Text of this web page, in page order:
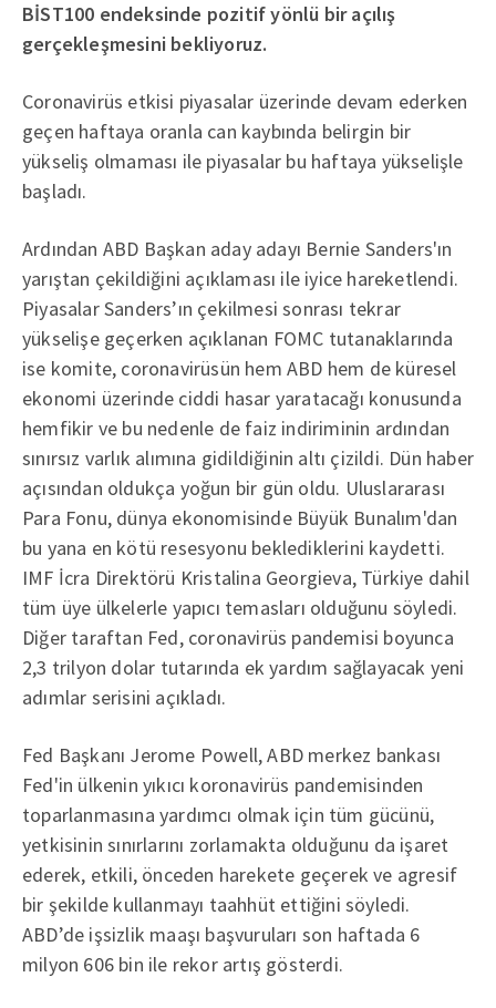
BİST100 endeksinde pozitif yönlü bir açılış
gerçekleşmesini bekliyoruz.
Coronavirüs etkisi piyasalar üzerinde devam ederken
geçen haftaya oranla can kaybında belirgin bir
yükseliş olmaması ile piyasalar bu haftaya yükselişle
başladı.
Ardından ABD Başkan aday adayı Bernie Sanders'ın
yarıştan çekildiğini açıklaması ile iyice hareketlendi.
Piyasalar Sanders’ın çekilmesi sonrası tekrar
yükselişe geçerken açıklanan FOMC tutanaklarında
ise komite, coronavirüsün hem ABD hem de küresel
ekonomi üzerinde ciddi hasar yaratacağı konusunda
hemfikir ve bu nedenle de faiz indiriminin ardından
sınırsız varlık alımına gidildiğinin altı çizildi. Dün haber
açısından oldukça yoğun bir gün oldu. Uluslararası
Para Fonu, dünya ekonomisinde Büyük Bunalım'dan
bu yana en kötü resesyonu beklediklerini kaydetti.
IMF İcra Direktörü Kristalina Georgieva, Türkiye dahil
tüm üye ülkelerle yapıcı temasları olduğunu söyledi.
Diğer taraftan Fed, coronavirüs pandemisi boyunca
2,3 trilyon dolar tutarında ek yardım sağlayacak yeni
adımlar serisini açıkladı.
Fed Başkanı Jerome Powell, ABD merkez bankası
Fed'in ülkenin yıkıcı koronavirüs pandemisinden
toparlanmasına yardımcı olmak için tüm gücünü,
yetkisinin sınırlarını zorlamakta olduğunu da işaret
ederek, etkili, önceden harekete geçerek ve agresif
bir şekilde kullanmayı taahhüt ettiğini söyledi.
ABD’de işsizlik maaşı başvuruları son haftada 6
milyon 606 bin ile rekor artış gösterdi.